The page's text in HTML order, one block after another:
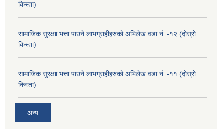
किस्ता)
सामाजिक सुरक्षाा भत्ता पाउने लाभग्राहीहरुको अभिलेख वडा नं. -१२ (दोस्रो
किस्ता)
सामाजिक सुरक्षाा भत्ता पाउने लाभग्राहीहरुको अभिलेख वडा नं. -११ (दोस्रो
किस्ता)
अन्य